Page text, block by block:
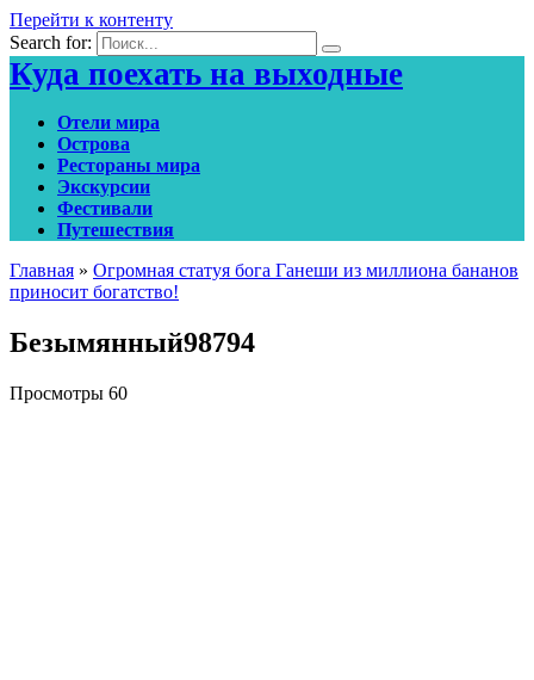
Перейти к контенту
Search for:
Куда поехать на выходные
Отели мира
Острова
Рестораны мира
Экскурсии
Фестивали
Путешествия
Главная » Огромная статуя бога Ганеши из миллиона бананов
приносит богатство!
Безымянный98794
Просмотры 60